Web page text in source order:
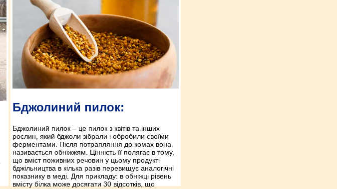
Бджолиний пилок:
Бджолиний пилок – це пилок з квітів та інших
рослин, який бджоли зібрали і обробили своїми
ферментами. Після потрапляння до комах вона
називається обніжжям. Цінність її полягає в тому,
що вміст поживних речовин у цьому продукті
бджільництва в кілька разів перевищує аналогічні
показнику в меді. Для прикладу: в обніжці рівень
вмісту білка може досягати 30 відсотків, що